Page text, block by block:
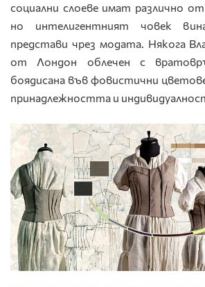
социални слоеве имат различно
но интелигентният човек
представи чрез модата. Някога
от Лондон облечен с
боядисана във фовистични
принадлежността и